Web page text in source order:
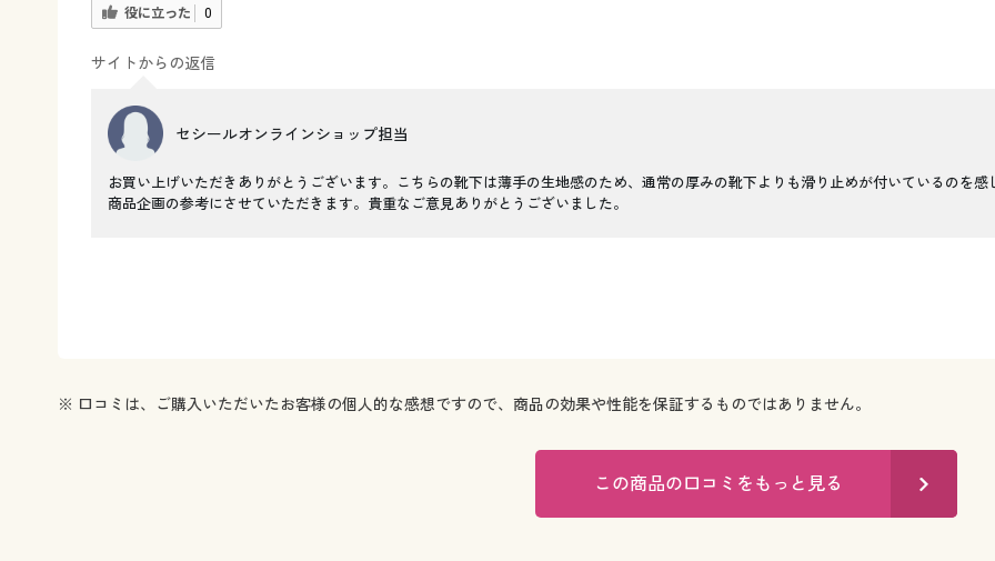
役に立った 0
サイトからの返信
セシールオンラインショップ担当
お買い上げいただきありがとうございます。こちらの靴下は薄手の生地感のため、通常の厚みの靴下よりも滑り止めが付いているのを
商品企画の参考にさせていただきます。貴重なご意見ありがとうございました。
※ 口コミは、ご購入いただいたお客様の個人的な感想ですので、商品の効果や性能を保証するものではありません。
この商品の口コミをもっと見る